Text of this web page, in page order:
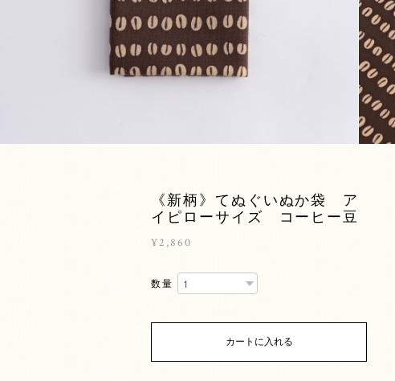
《新柄》てぬぐいぬか袋 ア
イピローサイズ コーヒー豆
¥2,860
数量
カートに入れる